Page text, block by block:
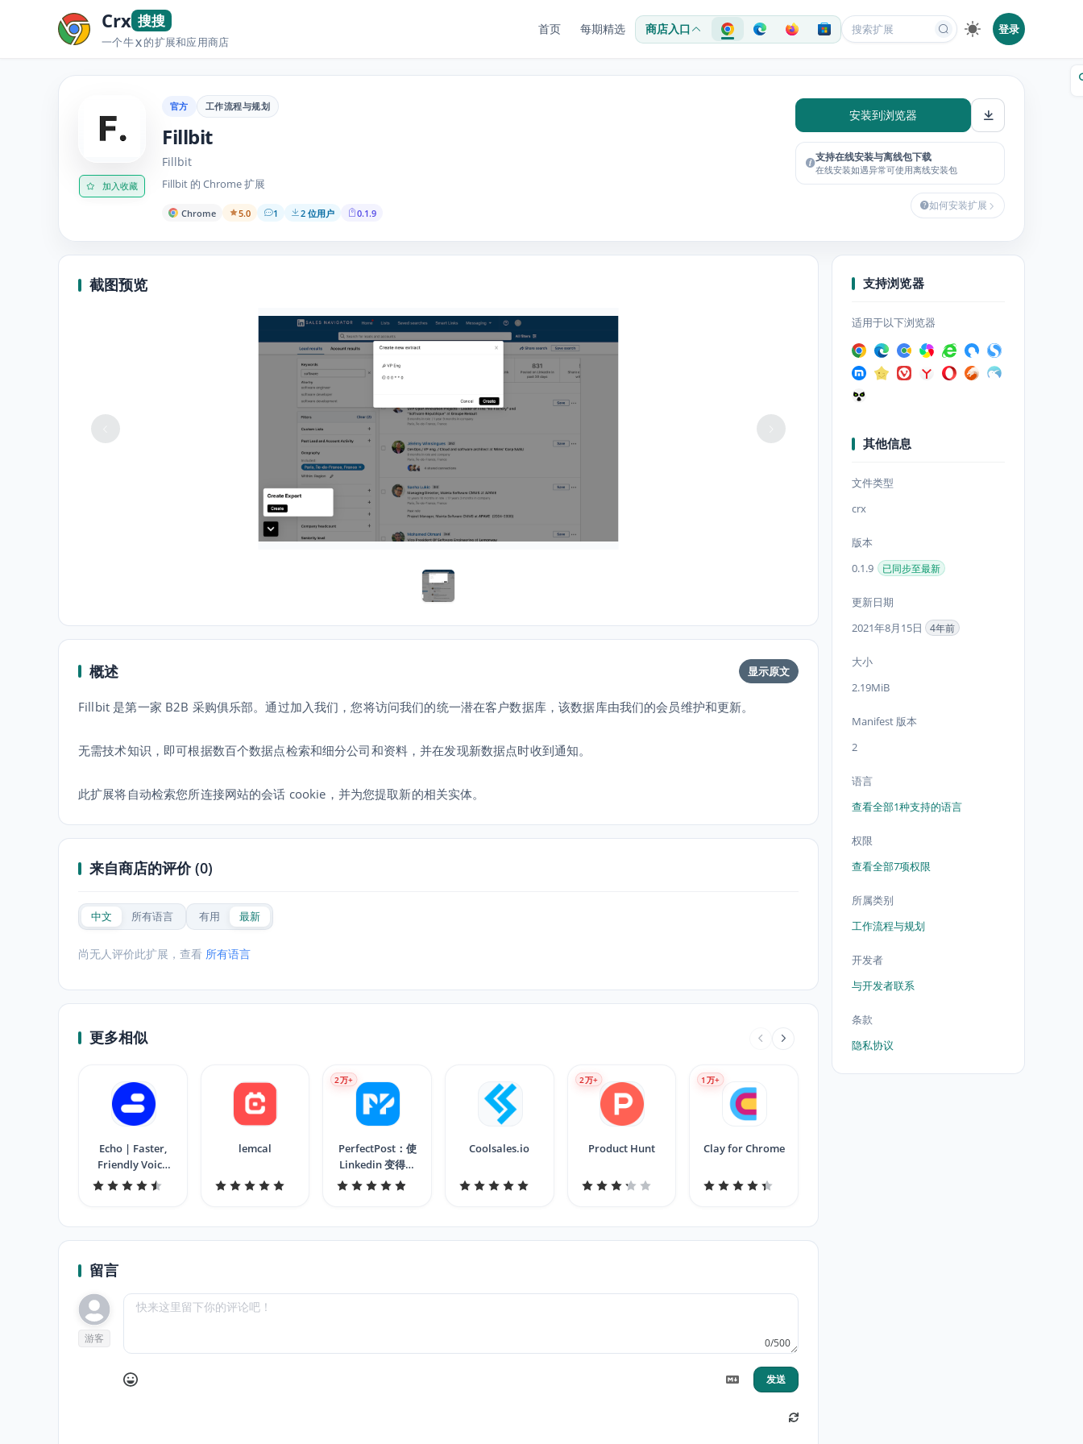
Crx 搜搜
一个牛X的扩展和应用商店
首页 每期精选 商店入口 登录
加入收藏
官方 工作流程与规划
Fillbit
Fillbit
Fillbit 的 Chrome 扩展
Chrome 5.0 1 2 位用户 0.1.9
安装到浏览器
支持在线安装与离线包下载
在线安装如遇异常可使用离线安装包
如何安装扩展
截图预览
概述 显示原文
Fillbit 是第一家 B2B 采购俱乐部。通过加入我们，您将访问我们的统一潜在客户数据库，该数据库由我们的会员维护和更新。
无需技术知识，即可根据数百个数据点检索和细分公司和资料，并在发现新数据点时收到通知。
此扩展将自动检索您所连接网站的会话 cookie，并为您提取新的相关实体。
来自商店的评价 (0)
中文 所有语言 有用 最新
尚无人评价此扩展，查看 所有语言
更多相似
Echo | Faster,
Friendly Voice
comments
lemcal
PerfectPost：使
Linkedin 变得更
好 10 倍
2万+
Coolsales.io Product Hunt
2万+
Clay for Chrome
1 万+
留言
游客 0/500
发送
支持浏览器
适用于以下浏览器
其他信息
文件类型
crx
版本
0.1.9
已同步至最新
更新日期
2021年8月15日
4年前
大小
2.19MiB
Manifest 版本
2
语言
查看全部1种支持的语言
权限
查看全部7项权限
所属类别
工作流程与规划
开发者
与开发者联系
条款
隐私协议